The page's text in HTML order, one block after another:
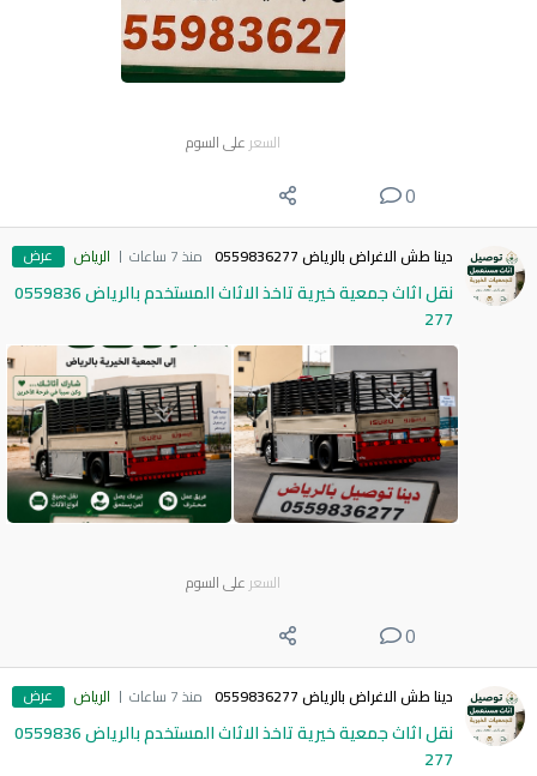
السعر على السوم
0
دينا طش الاغراض بالرياض 0559836277 منذ 7 ساعات الرياض عرض
نقل اثاث جمعية خيرية تاخذ الاثاث المستخدم بالرياض 0559836
277
السعر على السوم
0
دينا طش الاغراض بالرياض 0559836277 منذ 7 ساعات الرياض عرض
نقل اثاث جمعية خيرية تاخذ الاثاث المستخدم بالرياض 0559836
277